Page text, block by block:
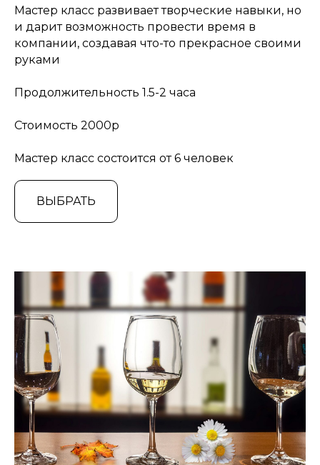
Мастер класс развивает творческие навыки, но
и дарит возможность провести время в
компании, создавая что-то прекрасное своими
руками
Продолжительность 1.5-2 часа
Стоимость 2000р
Мастер класс состоится от 6 человек
ВЫБРАТЬ